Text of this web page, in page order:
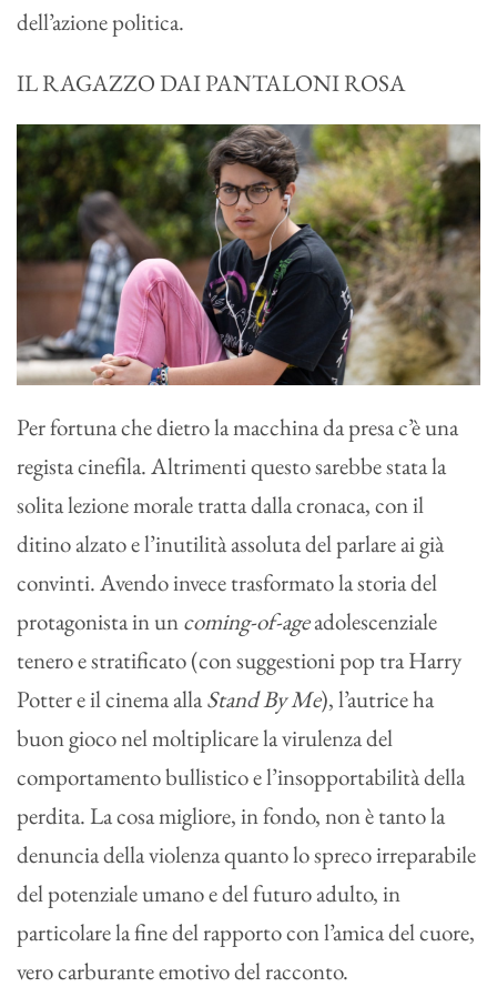
dell’azione politica.
IL RAGAZZO DAI PANTALONI ROSA
Per fortuna che dietro la macchina da presa c’è una
regista cinefila. Altrimenti questo sarebbe stata la
solita lezione morale tratta dalla cronaca, con il
ditino alzato e l’inutilità assoluta del parlare ai già
convinti. Avendo invece trasformato la storia del
protagonista in uncoming-of-ageadolescenziale
tenero e stratificato (con suggestioni pop tra Harry
Potter e il cinema allaStand By Me), l’autrice ha
buon gioco nel moltiplicare la virulenza del
comportamento bullistico e l’insopportabilità della
perdita. La cosa migliore, in fondo, non è tanto la
denuncia della violenza quanto lo spreco irreparabile
del potenziale umano e del futuro adulto, in
particolare la fine del rapporto con l’amica del cuore,
vero carburante emotivo del racconto.